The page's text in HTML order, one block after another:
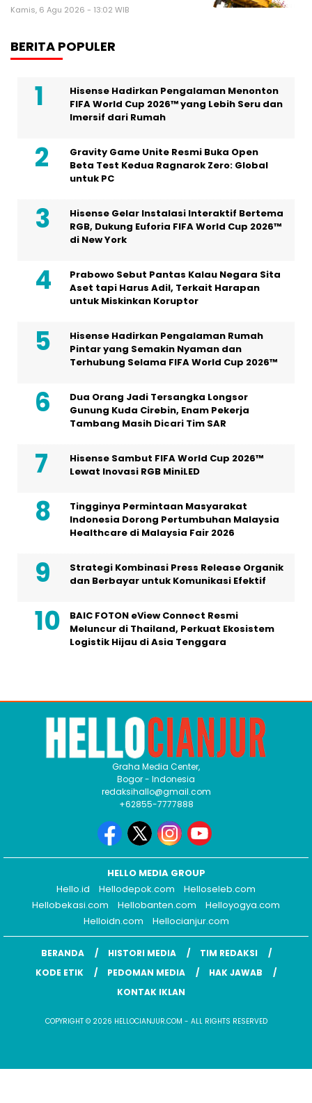
Kamis, 6 Agu 2026 - 13:02 WIB
BERITA POPULER
Hisense Hadirkan Pengalaman Menonton
FIFA World Cup 2026™ yang Lebih Seru dan
Imersif dari Rumah
Gravity Game Unite Resmi Buka Open
Beta Test Kedua Ragnarok Zero: Global
untuk PC
Hisense Gelar Instalasi Interaktif Bertema
RGB, Dukung Euforia FIFA World Cup 2026™
di New York
Prabowo Sebut Pantas Kalau Negara Sita
Aset tapi Harus Adil, Terkait Harapan
untuk Miskinkan Koruptor
Hisense Hadirkan Pengalaman Rumah
Pintar yang Semakin Nyaman dan
Terhubung Selama FIFA World Cup 2026™
Dua Orang Jadi Tersangka Longsor
Gunung Kuda Cirebin, Enam Pekerja
Tambang Masih Dicari Tim SAR
Hisense Sambut FIFA World Cup 2026™
Lewat Inovasi RGB MiniLED
Tingginya Permintaan Masyarakat
Indonesia Dorong Pertumbuhan Malaysia
Healthcare di Malaysia Fair 2026
Strategi Kombinasi Press Release Organik
dan Berbayar untuk Komunikasi Efektif
BAIC FOTON eView Connect Resmi
Meluncur di Thailand, Perkuat Ekosistem
Logistik Hijau di Asia Tenggara
Graha Media Center,
Bogor - Indonesia
redaksihallo@gmail.com
+62855-7777888
HELLO MEDIA GROUP
Hello.id
Hellodepok.com
Helloseleb.com
Hellobekasi.com
Hellobanten.com
Helloyogya.com
Helloidn.com
Hellocianjur.com
BERANDA HISTORI MEDIA
TIM REDAKSI
KODE ETIK
PEDOMAN MEDIA
HAK JAWAB
KONTAK IKLAN
COPYRIGHT © 2026 HELLOCIANJUR.COM - ALL RIGHTS RESERVED